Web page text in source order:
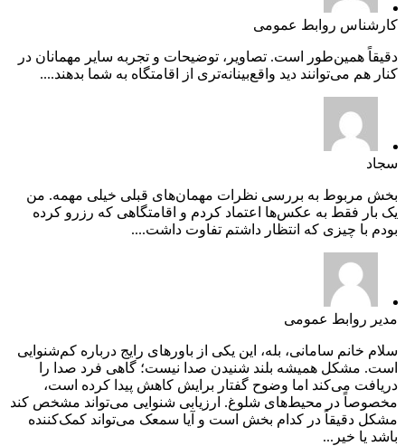
کارشناس روابط عمومی
دقیقاً همین‌طور است. تصاویر، توضیحات و تجربه سایر مهمانان در
کنار هم می‌توانند دید واقع‌بینانه‌تری از اقامتگاه به شما بدهند....
سجاد
بخش مربوط به بررسی نظرات مهمان‌های قبلی خیلی مهمه. من
یک بار فقط به عکس‌ها اعتماد کردم و اقامتگاهی که رزرو کرده
بودم با چیزی که انتظار داشتم تفاوت داشت....
مدیر روابط عمومی
سلام خانم سامانی، بله، این یکی از باورهای رایج درباره کم‌شنوایی
است. مشکل همیشه بلند شنیدن صدا نیست؛ گاهی فرد صدا را
دریافت می‌کند اما وضوح گفتار برایش کاهش پیدا کرده است،
مخصوصاً در محیط‌های شلوغ. ارزیابی شنوایی می‌تواند مشخص کند
مشکل دقیقاً در کدام بخش است و آیا سمعک می‌تواند کمک‌کننده
باشد یا خیر...